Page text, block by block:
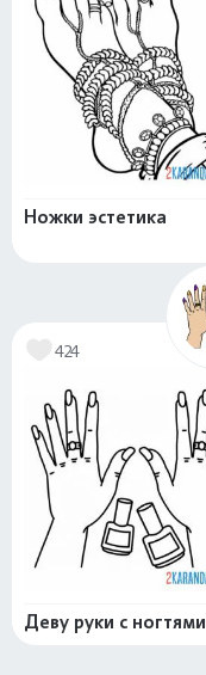
Ножки эстетика
424
Деву руки с ногтями